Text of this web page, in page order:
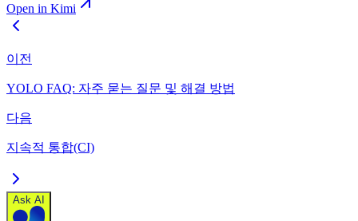
Open in Kimi
이전
YOLO FAQ: 자주 묻는 질문 및 해결 방법
다음
지속적 통합(CI)
Ask AI